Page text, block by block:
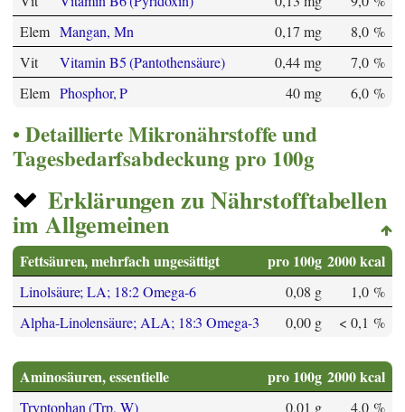
Elem Mangan, Mn 0,17 mg
8,0 %
Vit
Vitamin B5 (Pantothensäure) 0,44 mg
7,0 %
Elem Phosphor, P 40 mg 6,0 %
Detaillierte Mikronährstoffe und
Tagesbedarfsabdeckung pro 100g
Erklärungen zu Nährstofftabellen
im Allgemeinen
Fettsäuren, mehrfach ungesättigt pro 100g 2000 kcal
Linolsäure; LA; 18:2 Omega-6 0,08 g
1,0 %
Alpha-Linolensäure; ALA; 18:3 Omega-3
0,00 g < 0,1 %
Aminosäuren, essentielle pro 100g 2000 kcal
Tryptophan (Trp, W) 0,01 g
4,0 %